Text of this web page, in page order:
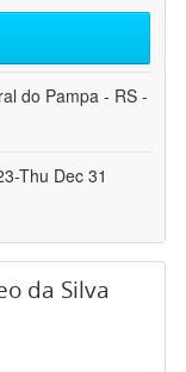
do Pampa - RS -
Thu Dec 31
da Silva